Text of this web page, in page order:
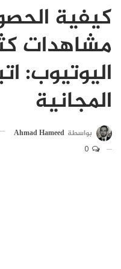
كيفية
مشاهدات
اليوتيوب:
المجانية
بواسطة Ahmad Hameed